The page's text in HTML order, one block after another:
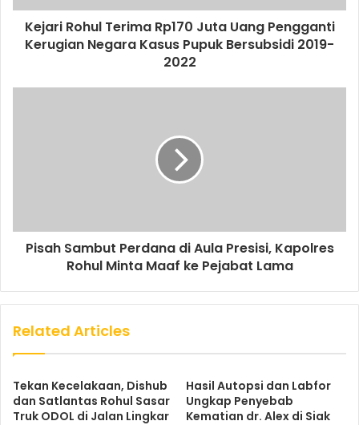
Kejari Rohul Terima Rp170 Juta Uang Pengganti
Kerugian Negara Kasus Pupuk Bersubsidi 2019-
2022
Pisah Sambut Perdana di Aula Presisi, Kapolres
Rohul Minta Maaf ke Pejabat Lama
Related Articles
Tekan Kecelakaan, Dishub
dan Satlantas Rohul Sasar
Truk ODOL di Jalan Lingkar
Hasil Autopsi dan Labfor
Ungkap Penyebab
Kematian dr. Alex di Siak